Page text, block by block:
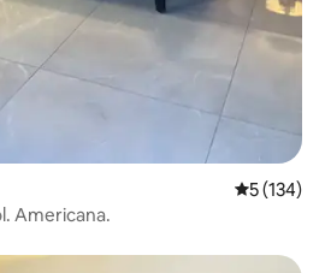
Prosječna
5 (134)
Americana.